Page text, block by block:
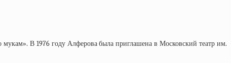
В 1976 году Алферова была приглашена в Московский театр им.